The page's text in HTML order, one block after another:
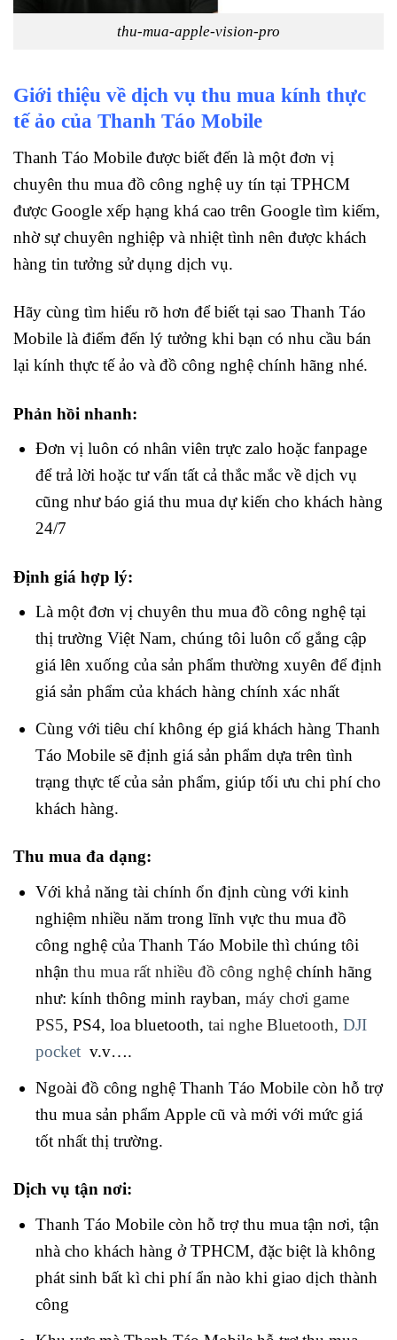
thu-mua-apple-vision-pro
Giới thiệu về dịch vụ thu mua kính thực
tế ảo của Thanh Táo Mobile
Thanh Táo Mobile được biết đến là một đơn vị
chuyên thu mua đồ công nghệ uy tín tại TPHCM
được Google xếp hạng khá cao trên Google tìm kiếm,
nhờ sự chuyên nghiệp và nhiệt tình nên được khách
hàng tin tưởng sử dụng dịch vụ.
Hãy cùng tìm hiểu rõ hơn để biết tại sao Thanh Táo
Mobile là điểm đến lý tưởng khi bạn có nhu cầu bán
lại kính thực tế ảo và đồ công nghệ chính hãng nhé.
Phản hồi nhanh:
Đơn vị luôn có nhân viên trực zalo hoặc fanpage
để trả lời hoặc tư vấn tất cả thắc mắc về dịch vụ
cũng như báo giá thu mua dự kiến cho khách hàng
24/7
Định giá hợp lý:
Là một đơn vị chuyên thu mua đồ công nghệ tại
thị trường Việt Nam, chúng tôi luôn cố gắng cập
giá lên xuống của sản phẩm thường xuyên để định
giá sản phẩm của khách hàng chính xác nhất
Cùng với tiêu chí không ép giá khách hàng Thanh
Táo Mobile sẽ định giá sản phẩm dựa trên tình
trạng thực tế của sản phẩm, giúp tối ưu chi phí cho
khách hàng.
Thu mua đa dạng:
Với khả năng tài chính ổn định cùng với kinh
nghiệm nhiều năm trong lĩnh vực thu mua đồ
công nghệ của Thanh Táo Mobile thì chúng tôi
nhận thu mua rất nhiều đồ công nghệchính hãng
như: kính thông minh rayban, máy chơi game
PS5, PS4, loa bluetooth, tai nghe Bluetooth, DJI
pocket v.v….
Ngoài đồ công nghệ Thanh Táo Mobile còn hỗ trợ
thu mua sản phẩm Apple cũ và mới với mức giá
tốt nhất thị trường.
Dịch vụ tận nơi:
Thanh Táo Mobile còn hỗ trợ thu mua tận nơi, tận
nhà cho khách hàng ở TPHCM, đặc biệt là không
phát sinh bất kì chi phí ẩn nào khi giao dịch thành
công